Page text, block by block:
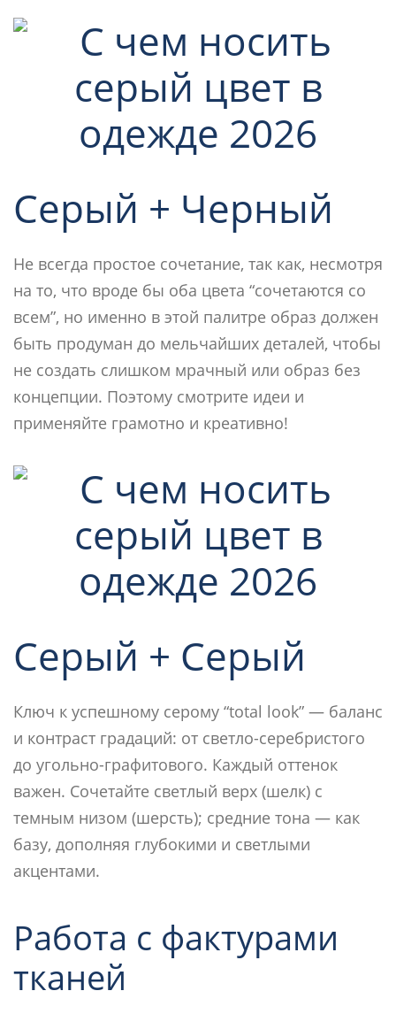
Серый + Черный
Не всегда простое сочетание, так как, несмотря
на то, что вроде бы оба цвета “сочетаются со
всем”, но именно в этой палитре образ должен
быть продуман до мельчайших деталей, чтобы
не создать слишком мрачный или образ без
концепции. Поэтому смотрите идеи и
применяйте грамотно и креативно!
Серый + Серый
Ключ к успешному серому “total look” — баланс
и контраст градаций: от светло-серебристого
до угольно-графитового. Каждый оттенок
важен. Сочетайте светлый верх (шелк) с
темным низом (шерсть); средние тона — как
базу, дополняя глубокими и светлыми
акцентами.
Работа с фактурами
тканей